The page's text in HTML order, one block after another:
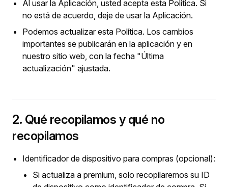
Al usar la Aplicación, usted acepta esta Política. Si
no está de acuerdo, deje de usar la Aplicación.
Podemos actualizar esta Política. Los cambios
importantes se publicarán en la aplicación y en
nuestro sitio web, con la fecha "Última
actualización" ajustada.
2. Qué recopilamos y qué no
recopilamos
Identificador de dispositivo para compras (opcional):
Si actualiza a premium, solo recopilaremos su ID